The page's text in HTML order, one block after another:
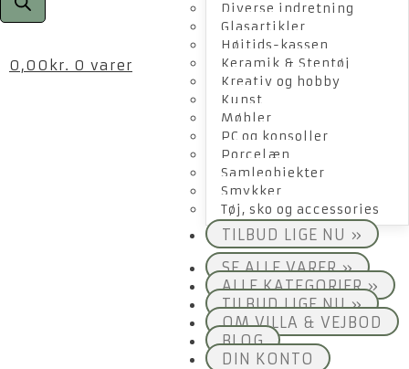
0,00 kr. 0 varer
Diverse indretning
Glasartikler
Højtids-kassen
Keramik & Stentøj
Kreativ og hobby
Kunst
Møbler
PC og konsoller
Porcelæn
Samleobjekter
Smykker
Tøj, sko og accessories
TILBUD LIGE NU »
SE ALLE VARER »
ALLE KATEGORIER »
TILBUD LIGE NU »
OM VILLA & VEJBOD
BLOG
DIN KONTO